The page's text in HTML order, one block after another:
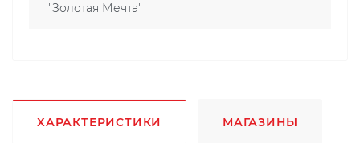
"Золотая Мечта"
ХАРАКТЕРИСТИКИ МАГАЗИНЫ